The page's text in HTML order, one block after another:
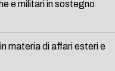
e militari in sostegno
materia di affari esteri e